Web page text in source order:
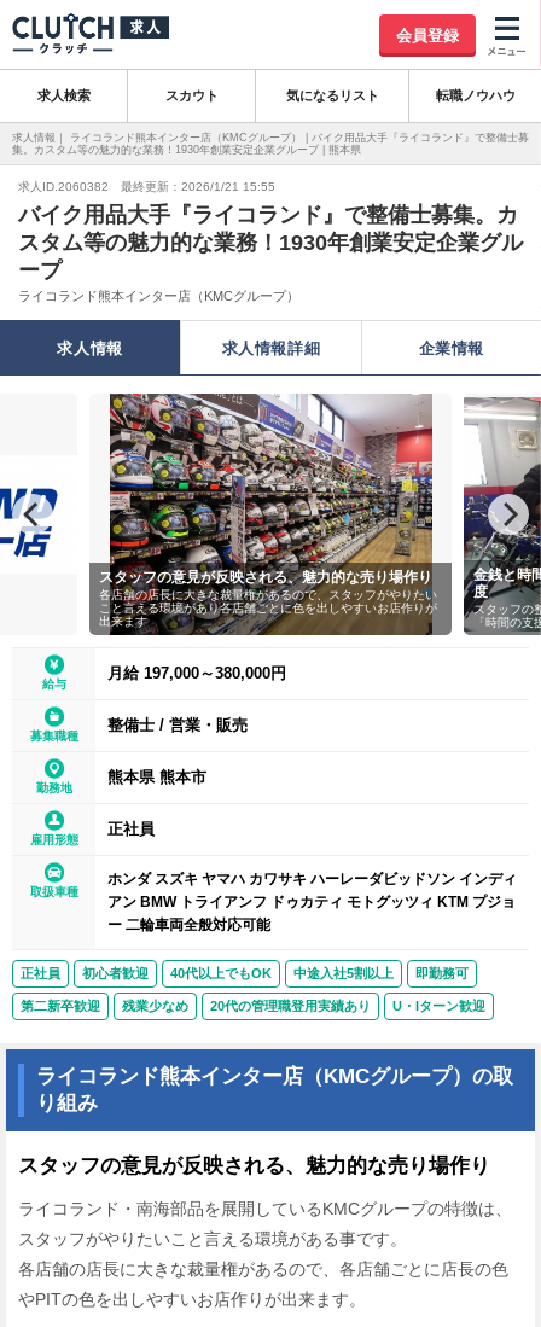
会員登録
求人検索 スカウト 気になるリスト 転職ノウハウ
求人情報｜ ライコランド熊本インター店（KMCグループ） | バイク用品大手『ライコランド』で整備士募
集。カスタム等の魅力的な業務！1930年創業安定企業グループ | 熊本県
求人ID.2060382 最終更新：2026/1/21 15:55
バイク用品大手『ライコランド』で整備士募集。カ
スタム等の魅力的な業務！1930年創業安定企業グル
ープ
ライコランド熊本インター店（KMCグループ）
求人情報 求人情報詳細 企業情報
スタッフの意見が反映される、魅力的な売り場作り
各店舗の店長に大きな裁量権があるので、スタッフがやりたい
こと言える環境があり各店舗ごとに色を出しやすいお店作りが
出来ます
金銭と時
度
スタッフの
「時間の支
給与
月給 197,000～380,000円
募集職種
整備士 / 営業・販売
勤務地
熊本県 熊本市
雇用形態
正社員
取扱車種
ホンダ スズキ ヤマハ カワサキ ハーレーダビッドソン インディ
アン BMW トライアンフ ドゥカティ モトグッツィ KTM プジョ
ー 二輪車両全般対応可能
正社員 初心者歓迎 40代以上でもOK 中途入社5割以上 即勤務可
第二新卒歓迎 残業少なめ 20代の管理職登用実績あり U・Iターン歓迎
ライコランド熊本インター店（KMCグループ）の取
り組み
スタッフの意見が反映される、魅力的な売り場作り
ライコランド・南海部品を展開しているKMCグループの特徴は、
スタッフがやりたいこと言える環境がある事です。
各店舗の店長に大きな裁量権があるので、各店舗ごとに店長の色
やPITの色を出しやすいお店作りが出来ます。